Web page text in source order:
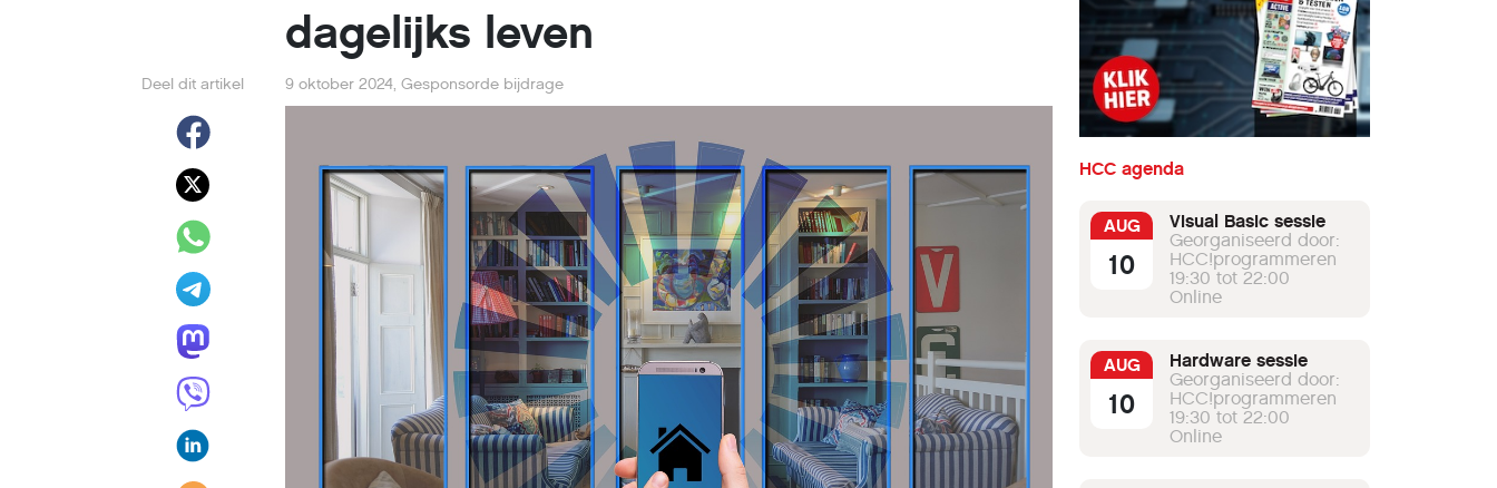
dagelijks leven
Deel dit artikel 9 oktober 2024,Gesponsorde bijdrage
HCC agenda
AUG
10
Visual Basic sessie
Georganiseerd door:
HCC!programmeren
19:30 tot 22:00
Online
AUG
10
Hardware sessie
Georganiseerd door:
HCC!programmeren
19:30 tot 22:00
Online